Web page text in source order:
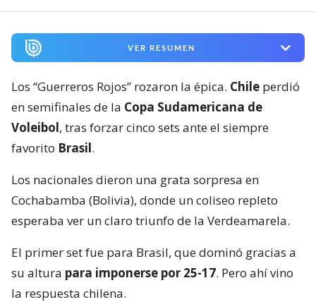
VER RESUMEN
Los “Guerreros Rojos” rozaron la épica. Chile perdió
en semifinales de la Copa Sudamericana de
Voleibol, tras forzar cinco sets ante el siempre
favorito Brasil.
Los nacionales dieron una grata sorpresa en
Cochabamba (Bolivia), donde un coliseo repleto
esperaba ver un claro triunfo de la Verdeamarela.
El primer set fue para Brasil, que dominó gracias a
su altura para imponerse por 25-17. Pero ahí vino
la respuesta chilena.